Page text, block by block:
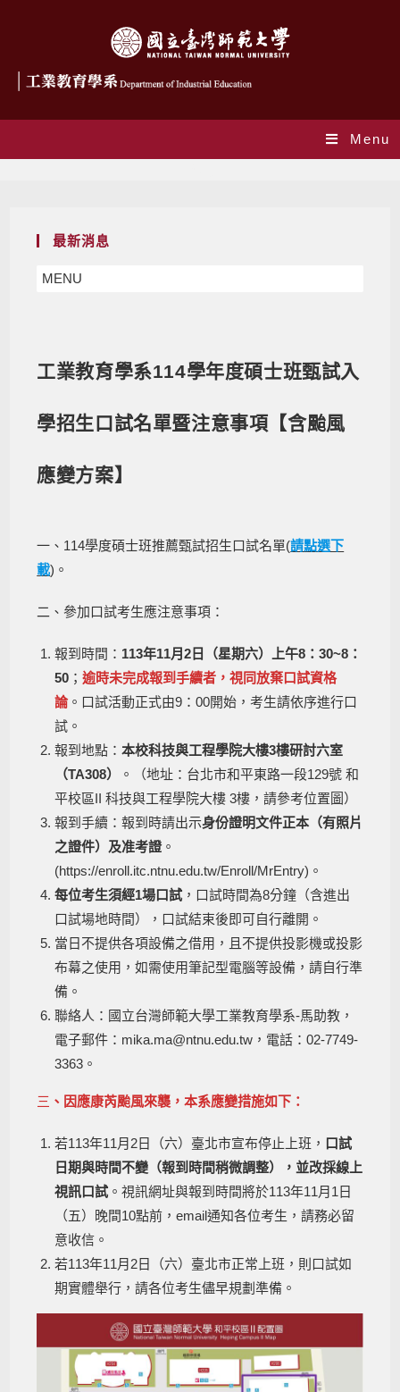
Menu
最新消息
MENU
工業教育學系114學年度碩士班甄試入
學招生口試名單暨注意事項【含颱風
應變方案】
一、114學度碩士班推薦甄試招生口試名單(請點選下
載)。
二、參加口試考生應注意事項：
報到時間： 113年11月2日（星期六）上午8：30~8：
50 ；逾時未完成報到手續者，視同放棄口試資格
論。口試活動正式由9：00開始，考生請依序進行口
試。
報到地點：本校科技與工程學院大樓3樓研討六室
（TA308）
。（地址：台北市和平東路一段129號 和
平校區II 科技與工程學院大樓 3樓，請參考位置圖）
報到手續：報到時請出示身份證明文件正本 （有照片
之證件） 及准考證。
(https://enroll.itc.ntnu.edu.tw/Enroll/MrEntry)。
每位考生須經1場口試 ，口試時間為8分鐘（含進出
口試場地時間），口試結束後即可自行離開。
當日不提供各項設備之借用，且不提供投影機或投影
布幕之使用，如需使用筆記型電腦等設備，請自行準
備。
聯絡人：國立台灣師範大學工業教育學系-馬助教，
電子郵件：mika.ma@ntnu.edu.tw，電話：02-7749-
3363。
三 、 因應康芮颱風來襲，本系應變措施如下：
若113年11月2日（六）臺北市宣布停止上班， 口試
日期與時間不變（報到時間稍微調整），並改採線上
視訊口試 。視訊網址與報到時間將於113年11月1日
（五）晚間10點前，email通知各位考生，請務必留
意收信。
若113年11月2日（六）臺北市正常上班，則口試如
期實體舉行，請各位考生儘早規劃準備。